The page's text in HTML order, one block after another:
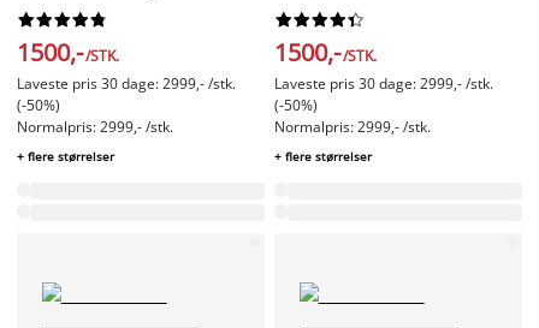






1500,-/STK.
Laveste pris 30 dage: 2999,- /stk.
(-50%)
Normalpris: 2999,- /stk.
+ flere størrelser






1500,-/STK.
Laveste pris 30 dage: 2999,- /stk.
(-50%)
Normalpris: 2999,- /stk.
+ flere størrelser